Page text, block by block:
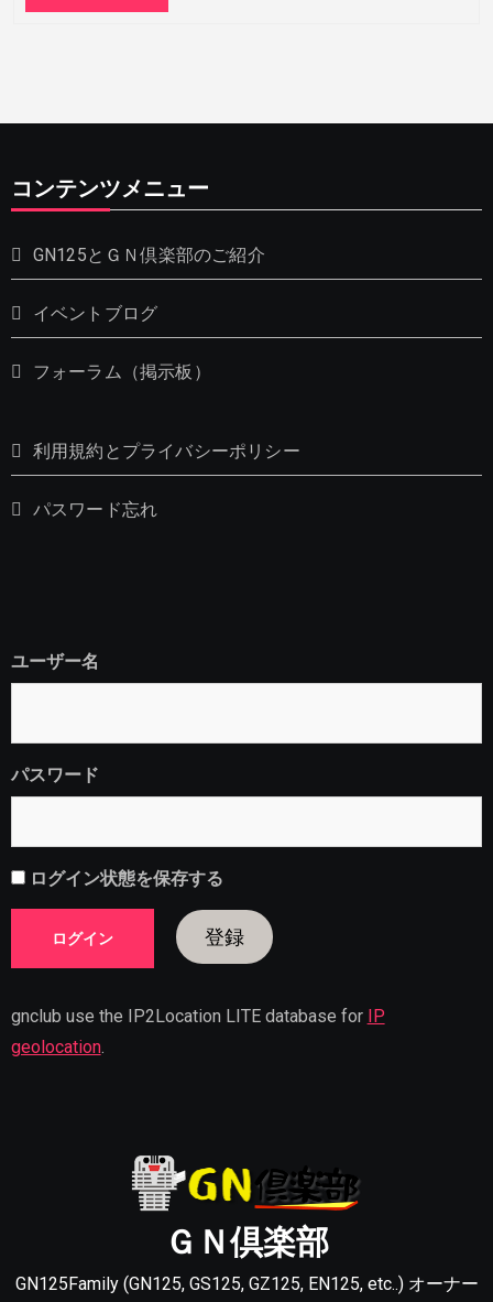
コンテンツメニュー
GN125とＧＮ倶楽部のご紹介
イベントブログ
フォーラム（掲示板）
利用規約とプライバシーポリシー
パスワード忘れ
ユーザー名
パスワード
ログイン状態を保存する
登録
gnclub use the IP2Location LITE database for IP
geolocation.
ＧＮ倶楽部
GN125Family (GN125, GS125, GZ125, EN125, etc..) オーナー